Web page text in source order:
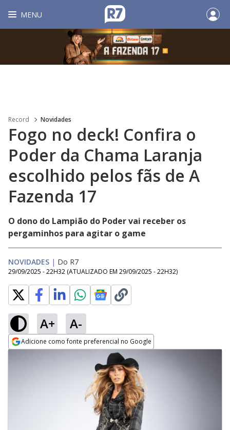
MENU
Record Novidades
Fogo no deck! Confira o
Poder da Chama Laranja
escolhido pelos fãs de A
Fazenda 17
O dono do Lampião do Poder vai receber os
pergaminhos para agitar o game
NOVIDADES | Do R7
29/09/2025 - 22H32 (ATUALIZADO EM 29/09/2025 - 22H32)
A+ A-
Adicione como fonte preferencial no Google